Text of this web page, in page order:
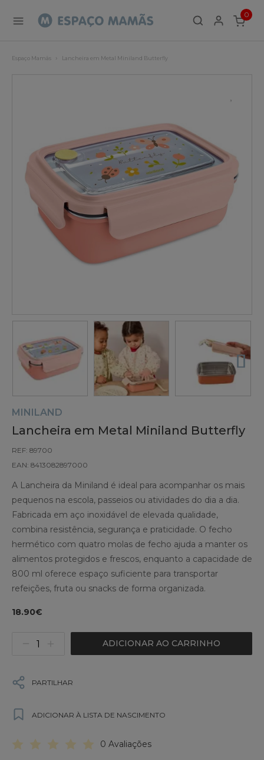
0
ITEMS
Espaço Mamãs Lancheira em Metal Miniland Butterfly
MINILAND
Lancheira em Metal Miniland Butterfly
REF: 89700
EAN: 8413082897000
A Lancheira da Miniland é ideal para acompanhar os mais
pequenos na escola, passeios ou atividades do dia a dia.
Fabricada em aço inoxidável de elevada qualidade,
combina resistência, segurança e praticidade. O fecho
hermético com quatro molas de fecho ajuda a manter os
alimentos protegidos e frescos, enquanto a capacidade de
800 ml oferece espaço suficiente para transportar
refeições, fruta ou snacks de forma organizada.
18.90€
ADICIONAR AO CARRINHO
PARTILHAR
ADICIONAR À LISTA DE NASCIMENTO
0 Avaliações